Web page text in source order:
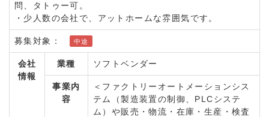
問、タトゥー可。
・少人数の会社で、アットホームな雰囲気です。
募集対象： 中途
会社
情報
業種 ソフトベンダー
事業内
容
＜ファクトリーオートメーションシス
テム（製造装置の制御、PLCシステ
ム）や販売・物流・在庫・生産・検査